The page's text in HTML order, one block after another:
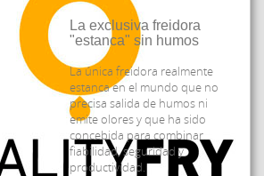
La exclusiva freidora
"estanca" sin humos
La única freidora realmente
estanca en el mundo que no
precisa salida de humos ni
emite olores y que ha sido
concebida para combinar
fiabilidad, seguridad y
productividad.